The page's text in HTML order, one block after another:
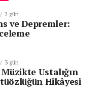
2 gün
ve Depremler:
3 gün
Ustalığın
Hikâyesi